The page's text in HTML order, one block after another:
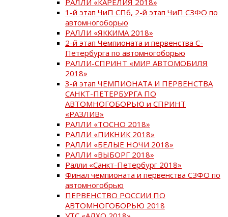
1-й этап ЧиП СПб, 2-й этап ЧиП СЗФО по
автомногоборью
РАЛЛИ «ЯККИМА 2018»
2-й этап Чемпионата и первенства С-
Петербурга по автомногоборью
РАЛЛИ-СПРИНТ «МИР АВТОМОБИЛЯ
2018»
3-й этап ЧЕМПИОНАТА И ПЕРВЕНСТВА
САНКТ-ПЕТЕРБУРГА ПО
АВТОМНОГОБОРЬЮ и СПРИНТ
«РАЗЛИВ»
РАЛЛИ «ТОСНО 2018»
РАЛЛИ «ПИКНИК 2018»
РАЛЛИ «БЕЛЫЕ НОЧИ 2018»
РАЛЛИ «ВЫБОРГ 2018»
Ралли «Санкт-Петербург 2018»
Финал чемпионата и первенства СЗФО по
автомногобрью
ПЕРВЕНСТВО РОССИИ ПО
АВТОМНОГОБОРЬЮ 2018